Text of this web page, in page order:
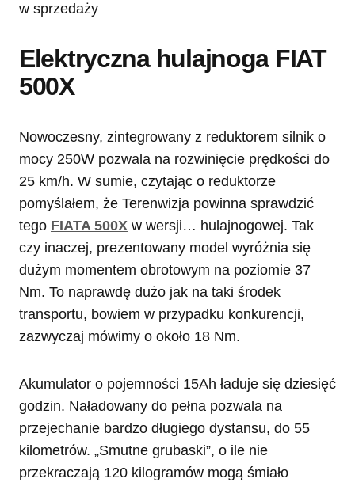
Elektryczna hulajnoga FIAT
500X
Nowoczesny, zintegrowany z reduktorem silnik o
mocy 250W pozwala na rozwinięcie prędkości do
25 km/h. W sumie, czytając o reduktorze
pomyślałem, że Terenwizja powinna sprawdzić
tego FIATA 500X w wersji… hulajnogowej. Tak
czy inaczej, prezentowany model wyróżnia się
dużym momentem obrotowym na poziomie 37
Nm. To naprawdę dużo jak na taki środek
transportu, bowiem w przypadku konkurencji,
zazwyczaj mówimy o około 18 Nm.
Akumulator o pojemności 15Ah ładuje się dziesięć
godzin. Naładowany do pełna pozwala na
przejechanie bardzo długiego dystansu, do 55
kilometrów. „Smutne grubaski”, o ile nie
przekraczają 120 kilogramów mogą śmiało